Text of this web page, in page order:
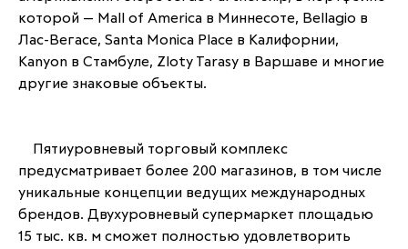
которой — Mall of America в Миннесоте, Bellagio в
Лас-Вегасе, Santa Monica Place в Калифорнии,
Kanyon в Стамбуле, Zloty Tarasy в Варшаве и многие
другие знаковые объекты.
предусматривает более 200 магазинов, в том числе
уникальные концепции ведущих международных
брендов. Двухуровневый супермаркет площадью
15 тыс. кв. м сможет полностью удовлетворить